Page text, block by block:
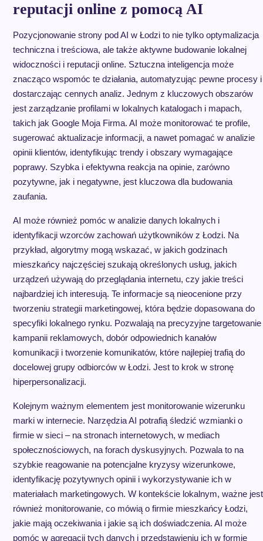
reputacji online z pomocą AI
Pozycjonowanie strony pod AI w Łodzi to nie tylko optymalizacja
techniczna i treściowa, ale także aktywne budowanie lokalnej
widoczności i reputacji online. Sztuczna inteligencja może
znacząco wspomóc te działania, automatyzując pewne procesy i
dostarczając cennych analiz. Jednym z kluczowych obszarów
jest zarządzanie profilami w lokalnych katalogach i mapach,
takich jak Google Moja Firma. AI może monitorować te profile,
sugerować aktualizacje informacji, a nawet pomagać w analizie
opinii klientów, identyfikując trendy i obszary wymagające
poprawy. Szybka i efektywna reakcja na opinie, zarówno
pozytywne, jak i negatywne, jest kluczowa dla budowania
zaufania.
AI może również pomóc w analizie danych lokalnych i
identyfikacji wzorców zachowań użytkowników z Łodzi. Na
przykład, algorytmy mogą wskazać, w jakich godzinach
mieszkańcy najczęściej szukają określonych usług, jakich
urządzeń używają do przeglądania internetu, czy jakie treści
najbardziej ich interesują. Te informacje są nieocenione przy
tworzeniu strategii marketingowej, która będzie dopasowana do
specyfiki lokalnego rynku. Pozwalają na precyzyjne targetowanie
kampanii reklamowych, dobór odpowiednich kanałów
komunikacji i tworzenie komunikatów, które najlepiej trafią do
docelowej grupy odbiorców w Łodzi. Jest to krok w stronę
hiperpersonalizacji.
Kolejnym ważnym elementem jest monitorowanie wizerunku
marki w internecie. Narzędzia AI potrafią śledzić wzmianki o
firmie w sieci – na stronach internetowych, w mediach
społecznościowych, na forach dyskusyjnych. Pozwala to na
szybkie reagowanie na potencjalne kryzysy wizerunkowe,
identyfikację pozytywnych opinii i wykorzystywanie ich w
materiałach marketingowych. W kontekście lokalnym, ważne jest
również monitorowanie, co mówią o firmie mieszkańcy Łodzi,
jakie mają oczekiwania i jakie są ich doświadczenia. AI może
pomóc w agregacji tych danych i przedstawieniu ich w formie